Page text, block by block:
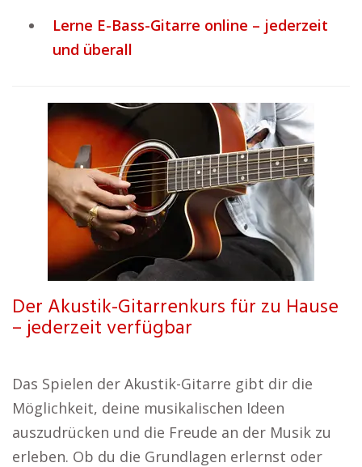
Lerne E-Bass-Gitarre online – jederzeit
und überall
Der Akustik-Gitarrenkurs für zu Hause
– jederzeit verfügbar
Das Spielen der Akustik-Gitarre gibt dir die
Möglichkeit, deine musikalischen Ideen
auszudrücken und die Freude an der Musik zu
erleben. Ob du die Grundlagen erlernst oder